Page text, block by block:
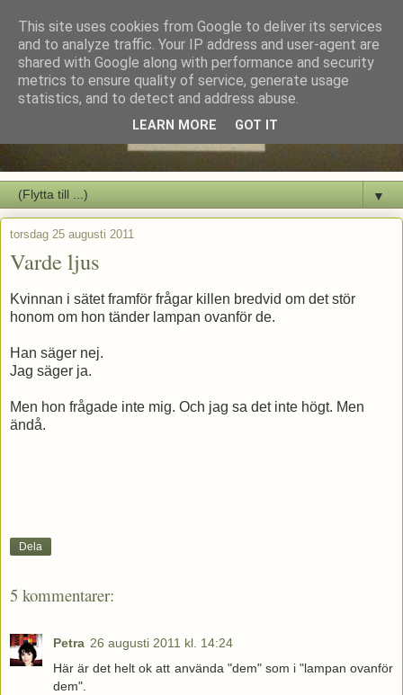
▼
torsdag 25 augusti 2011
Varde ljus
Kvinnan i sätet framför frågar killen bredvid om det stör
honom om hon tänder lampan ovanför de.
Han säger nej.
Jag säger ja.
Men hon frågade inte mig. Och jag sa det inte högt. Men
ändå.
Dela
5 kommentarer:
Petra 26 augusti 2011 kl. 14:24
Här är det helt ok att använda "dem" som i "lampan ovanför
dem".
This site uses cookies from Google to deliver its services
and to analyze traffic. Your IP address and user-agent are
shared with Google along with performance and security
metrics to ensure quality of service, generate usage
statistics, and to detect and address abuse.
LEARN MORE GOT IT